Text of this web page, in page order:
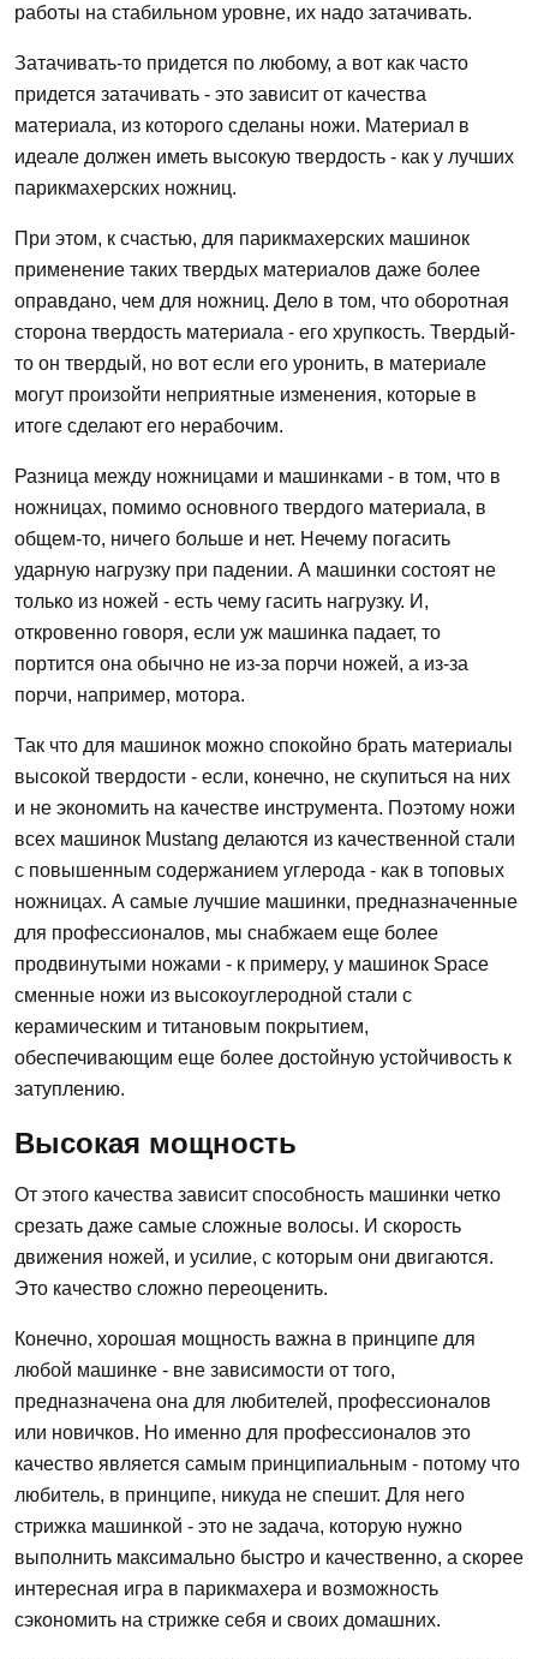
работы на стабильном уровне, их надо затачивать.
Затачивать-то придется по любому, а вот как часто
придется затачивать - это зависит от качества
материала, из которого сделаны ножи. Материал в
идеале должен иметь высокую твердость - как у лучших
парикмахерских ножниц.
При этом, к счастью, для парикмахерских машинок
применение таких твердых материалов даже более
оправдано, чем для ножниц. Дело в том, что оборотная
сторона твердость материала - его хрупкость. Твердый-
то он твердый, но вот если его уронить, в материале
могут произойти неприятные изменения, которые в
итоге сделают его нерабочим.
Разница между ножницами и машинками - в том, что в
ножницах, помимо основного твердого материала, в
общем-то, ничего больше и нет. Нечему погасить
ударную нагрузку при падении. А машинки состоят не
только из ножей - есть чему гасить нагрузку. И,
откровенно говоря, если уж машинка падает, то
портится она обычно не из-за порчи ножей, а из-за
порчи, например, мотора.
Так что для машинок можно спокойно брать материалы
высокой твердости - если, конечно, не скупиться на них
и не экономить на качестве инструмента. Поэтому ножи
всех машинок Mustang делаются из качественной стали
с повышенным содержанием углерода - как в топовых
ножницах. А самые лучшие машинки, предназначенные
для профессионалов, мы снабжаем еще более
продвинутыми ножами - к примеру, у машинок Space
сменные ножи из высокоуглеродной стали с
керамическим и титановым покрытием,
обеспечивающим еще более достойную устойчивость к
затуплению.
Высокая мощность
От этого качества зависит способность машинки четко
срезать даже самые сложные волосы. И скорость
движения ножей, и усилие, с которым они двигаются.
Это качество сложно переоценить.
Конечно, хорошая мощность важна в принципе для
любой машинке - вне зависимости от того,
предназначена она для любителей, профессионалов
или новичков. Но именно для профессионалов это
качество является самым принципиальным - потому что
любитель, в принципе, никуда не спешит. Для него
стрижка машинкой - это не задача, которую нужно
выполнить максимально быстро и качественно, а скорее
интересная игра в парикмахера и возможность
сэкономить на стрижке себя и своих домашних.